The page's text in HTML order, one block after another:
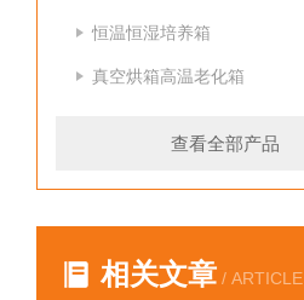
恒温恒湿培养箱
真空烘箱高温老化箱
查看全部产品
相关文章 / ARTICLE